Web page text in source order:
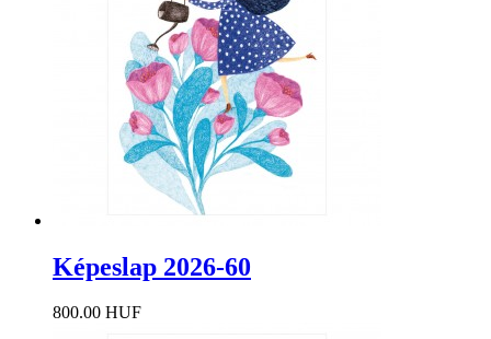
Képeslap 2026-60
800.00 HUF